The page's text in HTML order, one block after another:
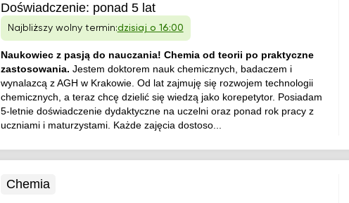
Doświadczenie: ponad 5 lat
Najbliższy wolny termin:dzisiaj o 16:00
Naukowiec z pasją do nauczania! Chemia od teorii po praktyczne
zastosowania. Jestem doktorem nauk chemicznych, badaczem i
wynalazcą z AGH w Krakowie. Od lat zajmuję się rozwojem technologii
chemicznych, a teraz chcę dzielić się wiedzą jako korepetytor. Posiadam
5-letnie doświadczenie dydaktyczne na uczelni oraz ponad rok pracy z
uczniami i maturzystami. Każde zajęcia dostoso...
Chemia